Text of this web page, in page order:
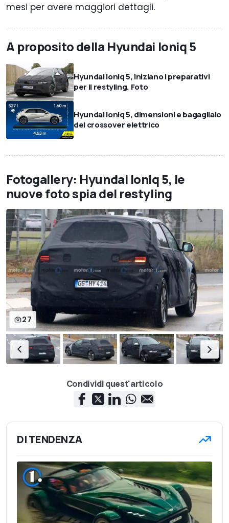
mesi per avere maggiori dettagli.
A proposito della Hyundai Ioniq 5
Hyundai Ioniq 5, iniziano i preparativi
per il restyling. Foto
Hyundai Ioniq 5, dimensioni e bagagliaio
del crossover elettrico
Fotogallery: Hyundai Ioniq 5, le
nuove foto spia del restyling
27
Condividi quest'articolo
DI TENDENZA